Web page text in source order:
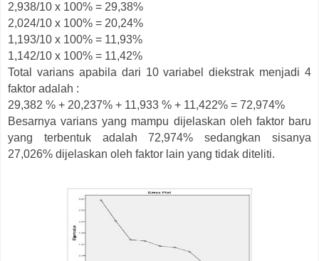
2,938/10 x 100% = 29,38%
2,024/10 x 100% = 20,24%
1,193/10 x 100% = 11,93%
1,142/10 x 100% = 11,42%
Total varians apabila dari 10 variabel diekstrak menjadi 4
faktor adalah :
29,382 % + 20,237% + 11,933 % + 11,422% = 72,974%
Besarnya varians yang mampu dijelaskan oleh faktor baru
yang terbentuk adalah 72,974% sedangkan sisanya
27,026% dijelaskan oleh faktor lain yang tidak diteliti.